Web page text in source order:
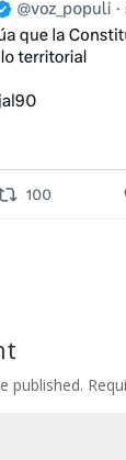
published.